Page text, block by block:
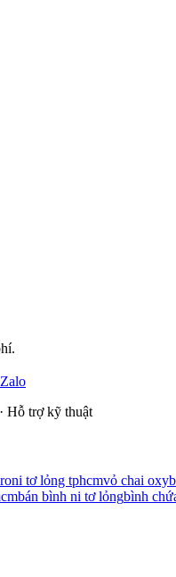
Hỗ trợ kỹ thuật
ni tơ lỏng tphcmvỏ chai oxy
bán bình ni tơ lỏngbình